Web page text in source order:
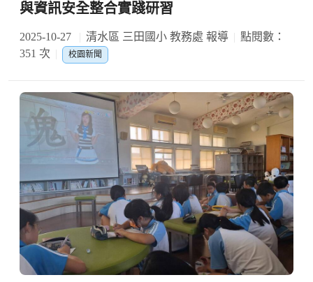
與資訊安全整合實踐研習
2025-10-27 清水區 三田國小 教務處 報導
點閱數：
351 次
校園新聞